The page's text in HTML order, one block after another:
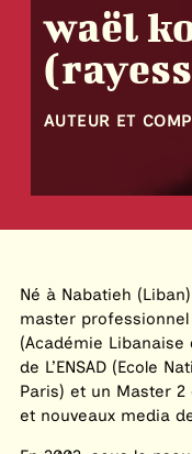
waël
AUTEUR ET
Né à Nabatieh
master professionnel
(Académie
de L’ENSAD (Ecole
Paris) et un Master
et nouveaux media